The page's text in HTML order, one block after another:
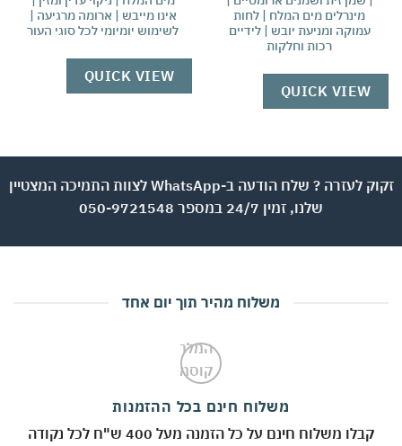
מינרלים מים המלח | לחות
עמוקה ומניעת יובש | לידיים
רכות וחלקות
QUICK VIEW
אינו מייבש | ארומה מרגיעה |
לשימוש יומיומי לכל סוגי העור
QUICK VIEW
זקוק לעזרה ? שלח הודעה ב-WhatsApp לצוות התמיכה המצטיין
שלנו, זמין 24/7 במספר 050-9721548
משלוח מהיר תוך יום אחד
משלוח חינם בכל ההזמנות
קבלו משלוח חינם על כל הזמנה מעל 400 ש"ח לכל נקודה